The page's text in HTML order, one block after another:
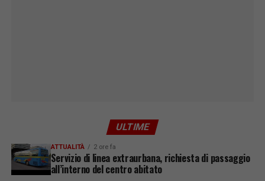
ULTIME
ATTUALITÀ 2 ore fa
Servizio di linea extraurbana, richiesta di passaggio
all’interno del centro abitato